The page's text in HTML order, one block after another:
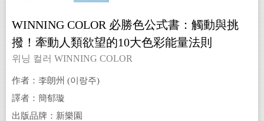
WINNING COLOR 必勝色公式書：觸動與挑
撥！牽動人類欲望的10大色彩能量法則
위닝 컬러 WINNING COLOR
作者：李朗州 (이랑주)
譯者：簡郁璇
出版品牌：新樂園